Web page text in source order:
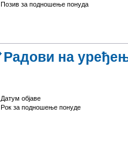
Позив за подношење понуда
Радови на
Датум објаве
Рок за подношење понуде